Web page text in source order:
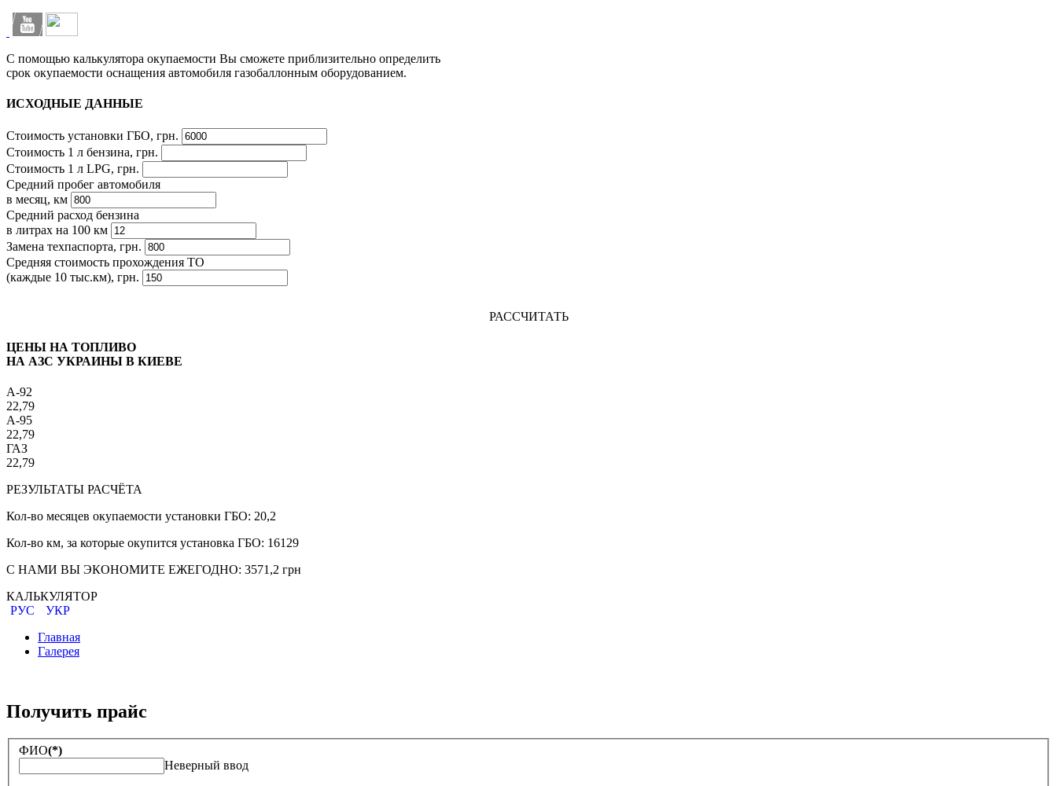
С помощью калькулятора окупаемости Вы сможете приблизительно определить
срок окупаемости оснащения автомобиля газобаллонным оборудованием.
ИСХОДНЫЕ ДАННЫЕ
Стоимость установки ГБО, грн.
Стоимость 1 л бензина, грн.
Стоимость 1 л LPG, грн.
Средний пробег автомобиля
в месяц, км
Средний расход бензина
в литрах на 100 км
Замена техпаспорта, грн.
Средняя стоимость прохождения ТО
(каждые 10 тыс.км), грн.
РАССЧИТАТЬ
ЦЕНЫ НА ТОПЛИВО
НА АЗС УКРАИНЫ В КИЕВЕ
A-92
22,79
A-95
22,79
ГАЗ
22,79
РЕЗУЛЬТАТЫ РАСЧЁТА
Кол-во месяцев окупаемости установки ГБО: 20,2
Кол-во км, за которые окупится установка ГБО: 16129
С НАМИ ВЫ ЭКОНОМИТЕ ЕЖЕГОДНО: 3571,2 грн
КАЛЬКУЛЯТОР
РУС
УКР
Главная
Галерея
Получить прайс
ФИО(*)
Неверный ввод